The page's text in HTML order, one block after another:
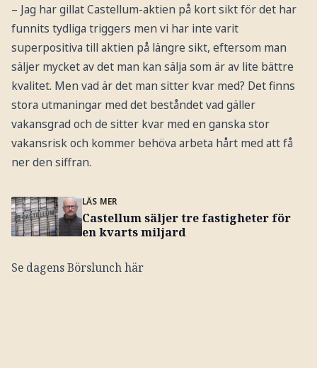
– Jag har gillat Castellum-aktien på kort sikt för det har
funnits tydliga triggers men vi har inte varit
superpositiva till aktien på längre sikt, eftersom man
säljer mycket av det man kan sälja som är av lite bättre
kvalitet. Men vad är det man sitter kvar med? Det finns
stora utmaningar med det beståndet vad gäller
vakansgrad och de sitter kvar med en ganska stor
vakansrisk och kommer behöva arbeta hårt med att få
ner den siffran.
LÄS MER
Castellum säljer tre fastigheter för
en kvarts miljard
Se dagens Börslunch här